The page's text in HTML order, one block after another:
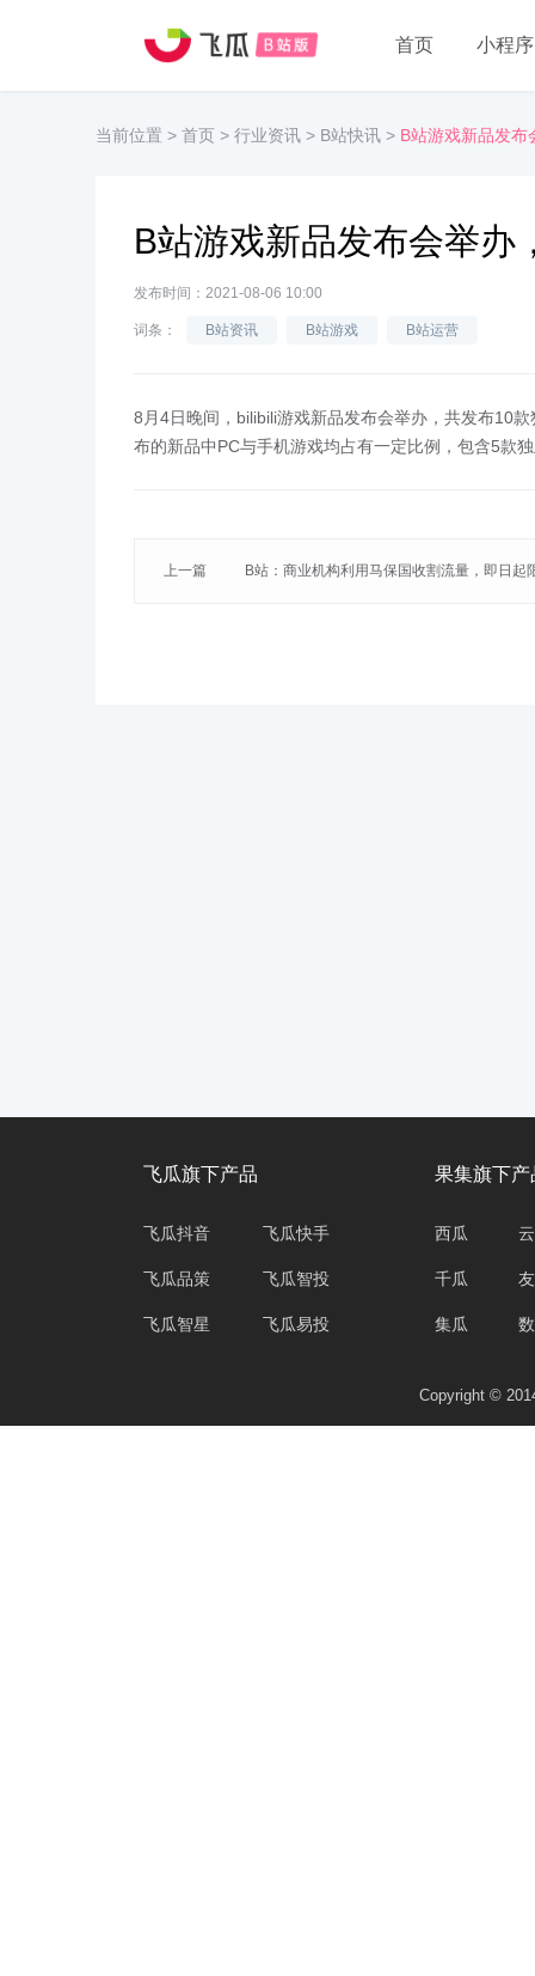
首页 小程序
当前位置 > 首页 > 行业资讯 > B站快讯 > B站游戏新品发布
B站游戏新品发布会举办
发布时间：2021-08-06 10:00
词条： B站资讯 B站游戏 B站运营
8月4日晚间，bilibili游戏新品发布会举办，共发布10
布的新品中PC与手机游戏均占有一定比例，包含5款
上一篇
B站：商业机构利用马保国收割流量，即日起
飞瓜旗下产品
飞瓜抖音
飞瓜品策
飞瓜智星
飞瓜快手
飞瓜智投
飞瓜易投
果集旗下产
西瓜
千瓜
集瓜
Copyright ©